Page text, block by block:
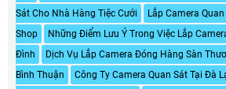
Sát Cho Nhà Hàng Tiệc Cưới
Lắp Camera
Shop
Những Điểm Lưu Ý Trong Việc Lắp
Đình
Dịch Vụ Lắp Camera Đóng Hàng Sàn
Bình Thuận
Công Ty Camera Quan Sát Tại Đà